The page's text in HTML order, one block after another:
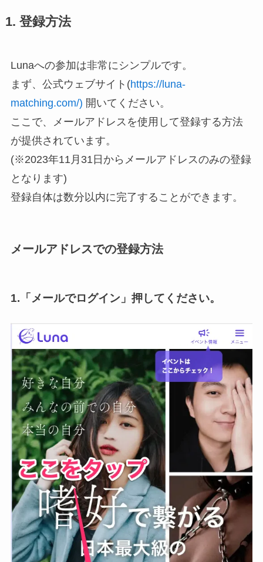
1. 登録方法
Lunaへの参加は非常にシンプルです。
まず、公式ウェブサイト(https://luna-
matching.com/) 開いてください。
ここで、メールアドレスを使用して登録する方法
が提供されています。
(※2023年11月31日からメールアドレスのみの登録
となります)
登録自体は数分以内に完了することができます。
メールアドレスでの登録方法
1.「メールでログイン」 押してください。